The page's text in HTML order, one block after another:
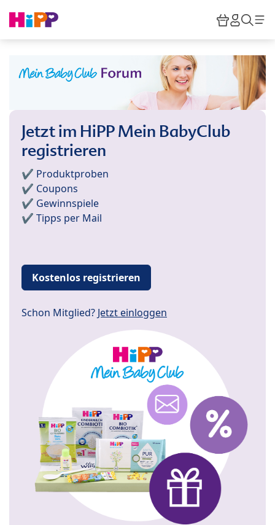
HiPP
Jetzt im HiPP Mein BabyClub
registrieren
✔️ Produktproben
✔️ Coupons
✔️ Gewinnspiele
✔️ Tipps per Mail
Kostenlos registrieren
Schon Mitglied? Jetzt einloggen